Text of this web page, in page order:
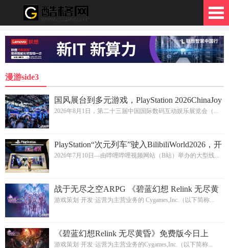
格网
漫游side3
国风展台到多元游戏，PlayStation 2026ChinaJoy
打造沉浸式“玩天下”
2026年8月1日，第二十三届中国国际数码互动娱乐展览会（...
PlayStation“次元列车”驶入BilibiliWorld2026，开
启游戏沉浸之旅
2026年7月10日—由哔哩哔哩视频网站（B站）举办的大型线...
战于无尽之空ARPG 《碧蓝幻想 Relink 无尽黄
昏》 今日发售！最新视频“最终预告片‘不忘之
游戏策划·开发·运营为主营业务的 Cygames,Inc.（以下简称...
《碧蓝幻想Relink 无尽黄昏》免费版今日上
线！ 最新视频“第三支预告片”和新剧情解锁等
游戏策划·开发·运营为主营业务的Cygames,Inc.（以下简称...